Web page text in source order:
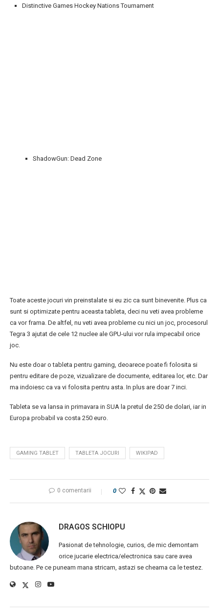
Distinctive Games Hockey Nations Tournament
ShadowGun: Dead Zone
Toate aceste jocuri vin preinstalate si eu zic ca sunt binevenite. Plus ca
sunt si optimizate pentru aceasta tableta, deci nu veti avea probleme
ca vor frama. De altfel, nu veti avea probleme cu nici un joc, procesorul
Tegra 3 ajutat de cele 12 nuclee ale GPU-ului vor rula impecabil orice
joc.
Nu este doar o tableta pentru gaming, deoarece poate fi folosita si
pentru editare de poze, vizualizare de documente, editarea lor, etc. Dar
ma indoiesc ca va vi folosita pentru asta. In plus are doar 7 inci.
Tableta se va lansa in primavara in SUA la pretul de 250 de dolari, iar in
Europa probabil va costa 250 euro.
GAMING TABLET TABLETA JOCURI WIKIPAD
0 comentarii 0
DRAGOS SCHIOPU
Pasionat de tehnologie, curios, de mic demontam
orice jucarie electrica/electronica sau care avea
butoane. Pe ce puneam mana stricam, astazi se cheama ca le testez.